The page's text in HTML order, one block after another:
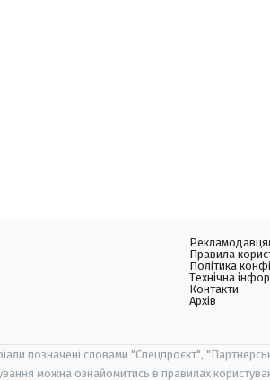
Правила
Політика
Технічна
Контакти
Архів
позначені словами "Спецпроєкт",
можна ознайомитись в правилах